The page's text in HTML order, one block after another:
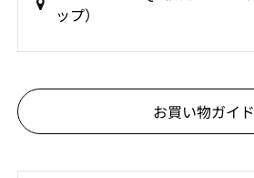
ップ）
お買い物ガイド